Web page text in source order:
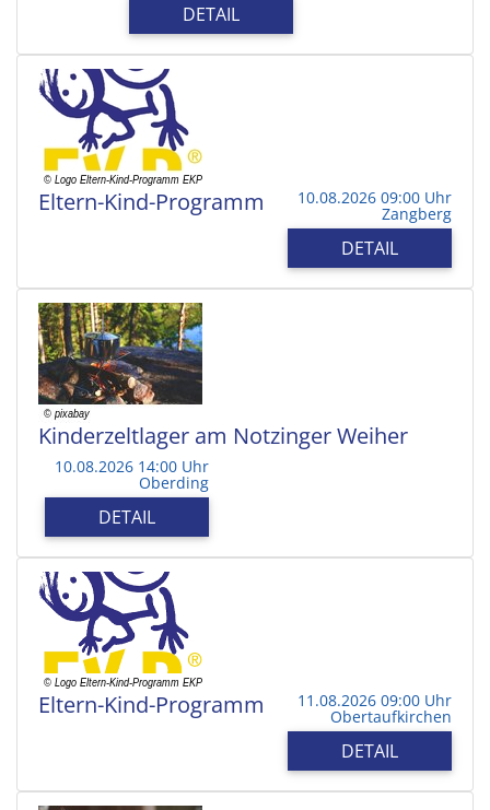
DETAIL
Eltern-Kind-Programm 10.08.2026 09:00 Uhr
Zangberg
DETAIL
Kinderzeltlager am Notzinger Weiher
10.08.2026 14:00 Uhr
Oberding
DETAIL
Eltern-Kind-Programm 11.08.2026 09:00 Uhr
Obertaufkirchen
DETAIL